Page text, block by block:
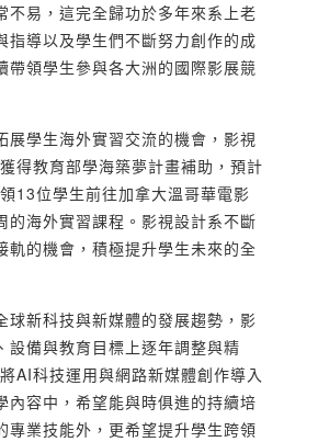
不易，這完全歸功於多年來系上老
指導以及學生們不斷努力創作的成
帶領學生參與各大洲的國際影展競
展學生海外實習交流的機會，影視
得教育部學海築夢計畫補助，預計
13位學生前往加拿大溫哥華電影
的海外實習課程。影視設計系不斷
軌的機會，積極提升學生未來的全
球新科技與新媒體的發展趨勢，影
設備與教育目標上逐年調整與精
AI科技運用與網路新媒體創作導入
內容中，希望能與時俱進的持續培
專業技能外，更希望提升學生跨領